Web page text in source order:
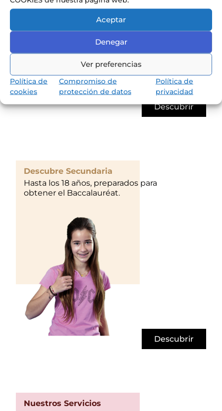
Aceptar
Denegar
Ver preferencias
Política de
cookies
Compromiso de
protección de datos
Política de
privacidad
Descubrir
Descubre Secundaria
Hasta los 18 años, preparados para
obtener el Baccalauréat.
Descubrir
Nuestros Servicios